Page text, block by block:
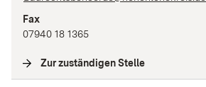
Fax
07940 18 1365
Zur zuständigen Stelle